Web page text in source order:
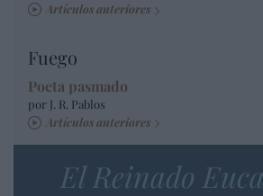
Artículos anteriores
Fuego
Poeta pasmado
por J. R. Pablos
Artículos anteriores
El Reinado